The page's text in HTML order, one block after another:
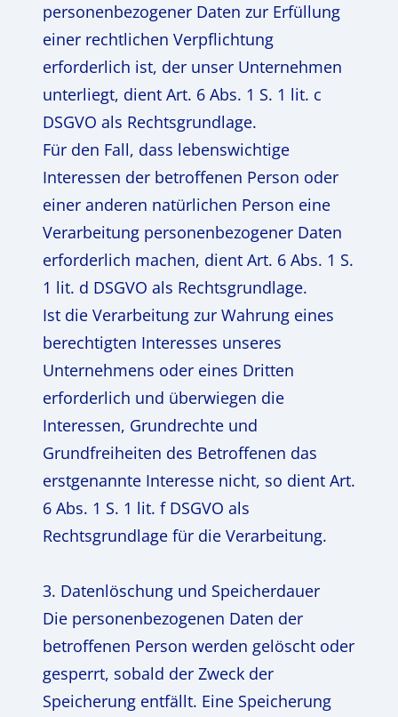
personenbezogener Daten zur Erfüllung
einer rechtlichen Verpflichtung
erforderlich ist, der unser Unternehmen
unterliegt, dient Art. 6 Abs. 1 S. 1 lit. c
DSGVO als Rechtsgrundlage.
Für den Fall, dass lebenswichtige
Interessen der betroffenen Person oder
einer anderen natürlichen Person eine
Verarbeitung personenbezogener Daten
erforderlich machen, dient Art. 6 Abs. 1 S.
1 lit. d DSGVO als Rechtsgrundlage.
Ist die Verarbeitung zur Wahrung eines
berechtigten Interesses unseres
Unternehmens oder eines Dritten
erforderlich und überwiegen die
Interessen, Grundrechte und
Grundfreiheiten des Betroffenen das
erstgenannte Interesse nicht, so dient Art.
6 Abs. 1 S. 1 lit. f DSGVO als
Rechtsgrundlage für die Verarbeitung.
3. Datenlöschung und Speicherdauer
Die personenbezogenen Daten der
betroffenen Person werden gelöscht oder
gesperrt, sobald der Zweck der
Speicherung entfällt. Eine Speicherung